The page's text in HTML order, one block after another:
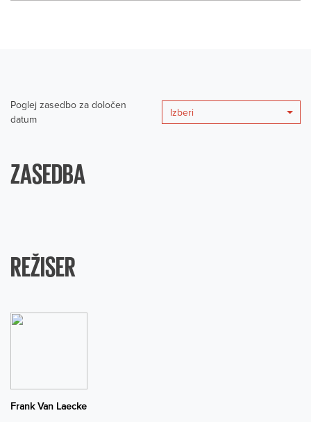
Poglej zasedbo za določen
datum
Izberi
ZASEDBA
REŽISER
Frank Van Laecke